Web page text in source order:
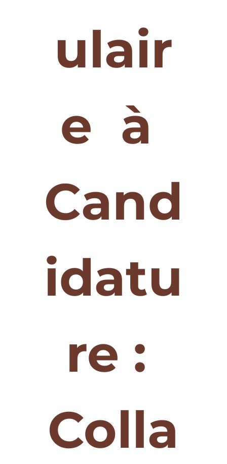
ulair
e  à
Cand
idatu
Colla